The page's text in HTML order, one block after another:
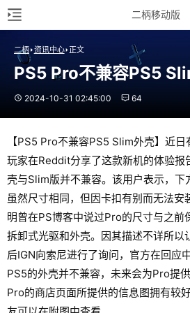
二柄移动版
二柄 资讯中心 正文
PS5 Pro不兼容PS5
2024-10-31 02:45:00 64
【PS5 Pro不兼容PS5 Slim外壳】近
玩家在Reddit分享了这款新机的体验报
壳与Slim版并不兼容。该用户表示，下
虽然尺寸相同，但因卡扣有别而无法安
明曾在PS博客中说过Pro的尺寸与之前
拆卸式光驱和外壳。因其描述不详所以
后IGN向索尼进行了询问，官方在回应
PS5的外壳并不兼容，未来会为Pro提
Pro的商店页面所提供的信息图拥有较